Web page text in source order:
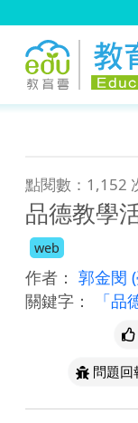
點閱數：1,152
品德教學
web
作者： 郭金閔
關鍵字：
「品
問題回